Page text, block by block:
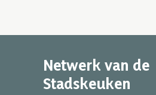
Netwerk van de
Stadskeuken